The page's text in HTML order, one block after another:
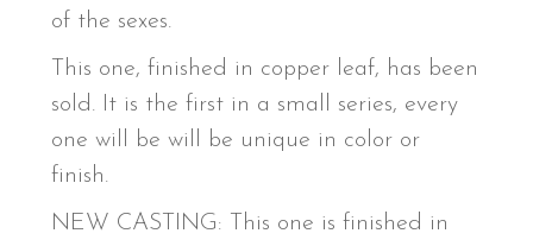
of the sexes.
This one, finished in copper leaf, has been
sold. It is the first in a small series, every
one will be will be unique in color or
finish.
NEW CASTING: This one is finished in